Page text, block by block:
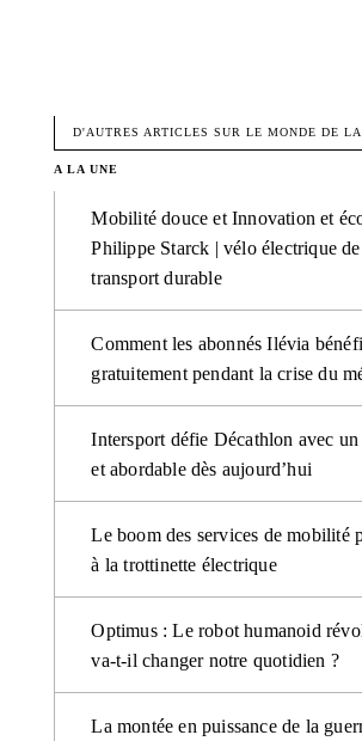
D'AUTRES ARTICLES SUR LE MONDE DE
A LA UNE
Mobilité douce et Innovation et
Philippe Starck | vélo électrique
transport durable
Comment les abonnés Ilévia
gratuitement pendant la crise du
Intersport défie Décathlon avec
et abordable dès aujourd’hui
Le boom des services de mobilité
à la trottinette électrique
Optimus : Le robot humanoid
va-t-il changer notre quotidien ?
La montée en puissance de la